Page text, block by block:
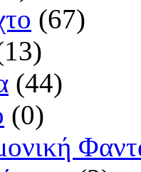
(67)
(44)
(0)